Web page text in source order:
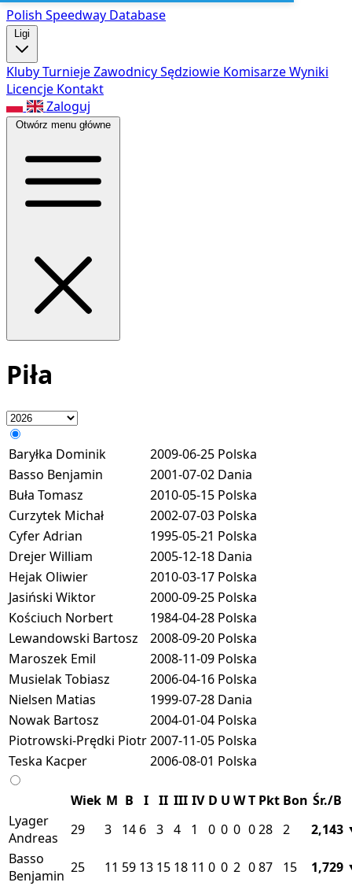
Polish Speedway Database
Ligi
KlubyTurniejeZawodnicySędziowie KomisarzeWyniki
Licencje Kontakt
Zaloguj
Otwórz menu główne
Piła
Baryłka Dominik 2009-06-25 Polska
Basso Benjamin
2001-07-02 Dania
Buła Tomasz
2010-05-15 Polska
Curzytek Michał
2002-07-03 Polska
Cyfer Adrian
1995-05-21 Polska
Drejer William
2005-12-18 Dania
Hejak Oliwier
2010-03-17 Polska
Jasiński Wiktor
2000-09-25 Polska
Kościuch Norbert
1984-04-28 Polska
Lewandowski Bartosz
2008-09-20 Polska
Maroszek Emil
2008-11-09 Polska
Musielak Tobiasz
2006-04-16 Polska
Nielsen Matias
1999-07-28 Dania
Nowak Bartosz
2004-01-04 Polska
Piotrowski-Prędki Piotr2007-11-05 Polska
Teska Kacper
2006-08-01 Polska
Wiek M B I II III IV D U WT Pkt Bon Śr./B
Lyager
Andreas
29 3 14 6 3 4 1 0 0 0 028 2 2,143
Basso
Benjamin 25 11 59 13 15 18 11 0 0 2 087 15 1,729